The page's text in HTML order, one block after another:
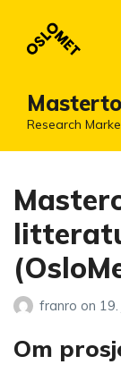
Research
franro on
Om